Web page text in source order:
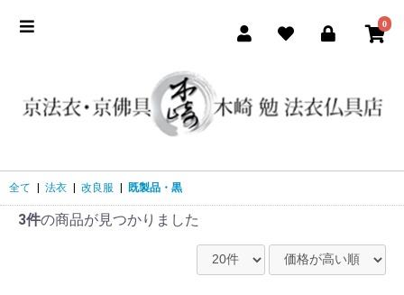
0
全て | 法衣 | 改良服 | 既製品・黒
3件の商品が見つかりました